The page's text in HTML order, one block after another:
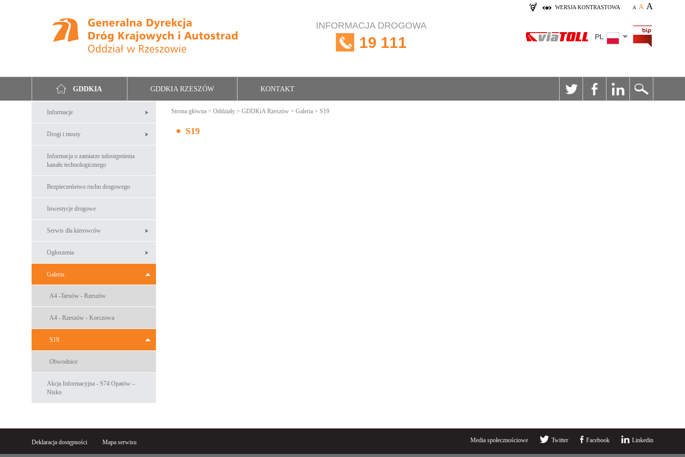
WERSJA KONTRASTOWA A A A
INFORMACJA DROGOWA
19 111 PL
GDDKIA GDDKIA RZESZÓW KONTAKT
Informacje
Drogi i mosty
Informacja o zamiarze udostępnienia
kanału technologicznego
Bezpieczeństwo ruchu drogowego
Inwestycje drogowe
Serwis dla kierowców
Ogłoszenia
Galeria
A4 -Tarnów - Rzeszów
A4 - Rzeszów - Korczowa
S19
Obwodnice
Akcja Informacyjna - S74 Opatów –
Nisko
Strona główna > Oddziały > GDDKiA Rzeszów > Galeria > S19
S19
Deklaracja dostępności Mapa serwisu Media społecznościowe Twitter Facebook Linkedin